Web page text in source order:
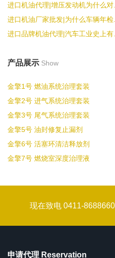
进口机油代理|增压发动机为什么对...
进口机油厂家批发|为什么车辆年检...
进口品牌机油代理|汽车工业史上有...
产品展示 Show
金擎1号 燃油系统治理套装
金擎2号 进气系统治理套装
金擎3号 尾气系统治理套装
金擎5号 油封修复止漏剂
金擎6号 活塞环清洁释放剂
金擎7号 燃烧室深度治理液
现在致电 0411-
申请代理 Reservation